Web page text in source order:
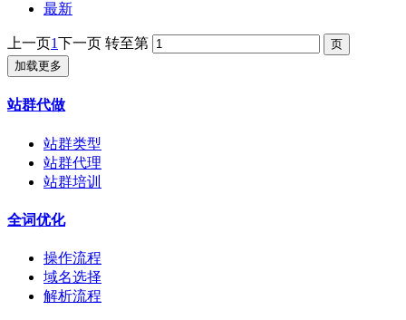
最新
上一页1下一页 转至第
加载更多
站群代做
站群类型
站群代理
站群培训
全词优化
操作流程
域名选择
解析流程